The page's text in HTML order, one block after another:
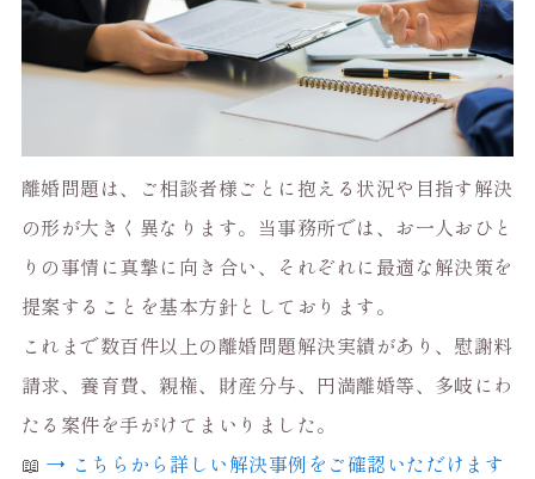
離婚問題は、ご相談者様ごとに抱える状況や目指す解決
の形が大きく異なります。当事務所では、お一人おひと
りの事情に真摯に向き合い、それぞれに最適な解決策を
提案することを基本方針としております。
これまで数百件以上の離婚問題解決実績があり、慰謝料
請求、養育費、親権、財産分与、円満離婚等、多岐にわ
たる案件を手がけてまいりました。
📖 → こちらから詳しい解決事例をご確認いただけます